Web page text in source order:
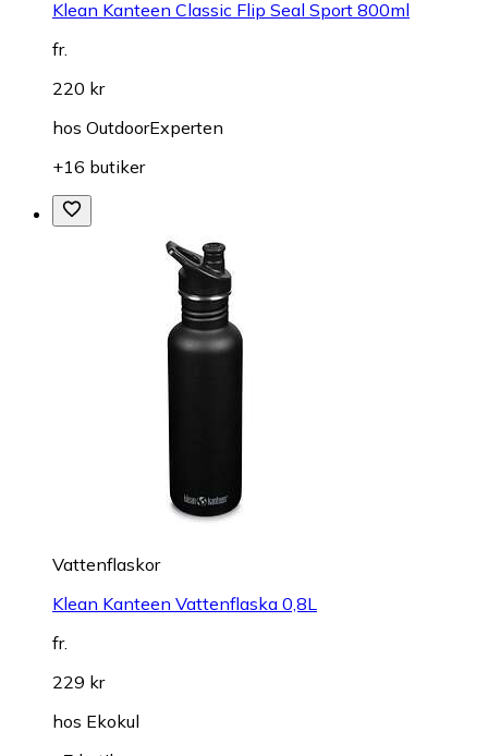
Klean Kanteen Classic Flip Seal Sport 800ml
fr.
220 kr
hos OutdoorExperten
+16 butiker
Vattenflaskor
Klean Kanteen Vattenflaska 0,8L
fr.
229 kr
hos Ekokul